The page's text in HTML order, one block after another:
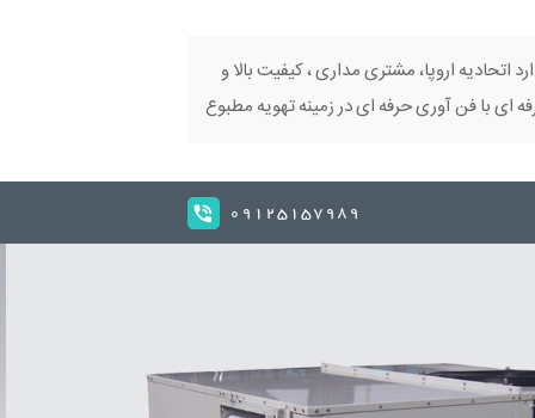
اتحادیه اروپا، مشتری مداری ، کیفیت بالا و
ای با فن آوری حرفه ای در زمینه تهویه مطبوع
09125157989